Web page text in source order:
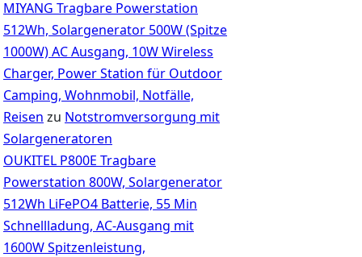
MIYANG Tragbare Powerstation
512Wh, Solargenerator 500W (Spitze
1000W) AC Ausgang, 10W Wireless
Charger, Power Station für Outdoor
Camping, Wohnmobil, Notfälle,
Reisen zu Notstromversorgung mit
Solargeneratoren
OUKITEL P800E Tragbare
Powerstation 800W, Solargenerator
512Wh LiFePO4 Batterie, 55 Min
Schnellladung, AC-Ausgang mit
1600W Spitzenleistung,